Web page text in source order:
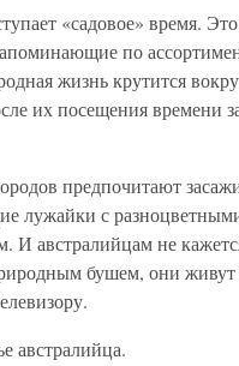
«садовое» время.
по
жизнь крутится
их посещения времени
предпочитают
лужайки с
И австралийцам не
бушем, они
австралийца.